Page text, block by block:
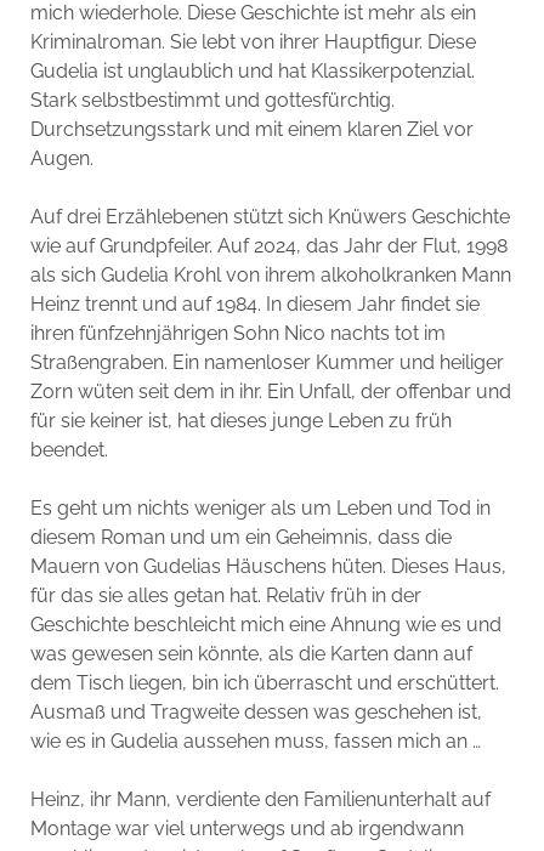
mich wiederhole. Diese Geschichte ist mehr als ein
Kriminalroman. Sie lebt von ihrer Hauptfigur. Diese
Gudelia ist unglaublich und hat Klassikerpotenzial.
Stark selbstbestimmt und gottesfürchtig.
Durchsetzungsstark und mit einem klaren Ziel vor
Augen.
Auf drei Erzählebenen stützt sich Knüwers Geschichte
wie auf Grundpfeiler. Auf 2024, das Jahr der Flut, 1998
als sich Gudelia Krohl von ihrem alkoholkranken Mann
Heinz trennt und auf 1984. In diesem Jahr findet sie
ihren fünfzehnjährigen Sohn Nico nachts tot im
Straßengraben. Ein namenloser Kummer und heiliger
Zorn wüten seit dem in ihr. Ein Unfall, der offenbar und
für sie keiner ist, hat dieses junge Leben zu früh
beendet.
Es geht um nichts weniger als um Leben und Tod in
diesem Roman und um ein Geheimnis, dass die
Mauern von Gudelias Häuschens hüten. Dieses Haus,
für das sie alles getan hat. Relativ früh in der
Geschichte beschleicht mich eine Ahnung wie es und
was gewesen sein könnte, als die Karten dann auf
dem Tisch liegen, bin ich überrascht und erschüttert.
Ausmaß und Tragweite dessen was geschehen ist,
wie es in Gudelia aussehen muss, fassen mich an …
Heinz, ihr Mann, verdiente den Familienunterhalt auf
Montage war viel unterwegs und ab irgendwann